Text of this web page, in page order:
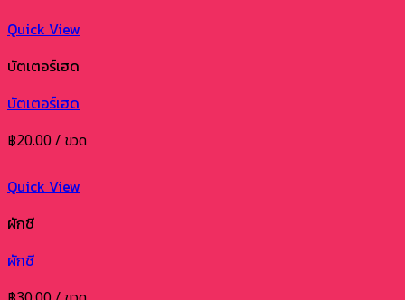
Quick View
บัตเตอร์เฮด
บัตเตอร์เฮด
฿20.00/ ขวด
Quick View
ผักชี
ผักชี